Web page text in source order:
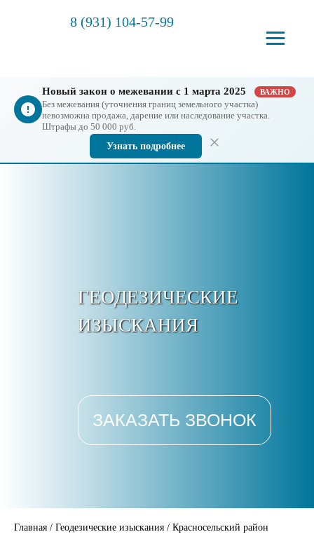
8 (931) 104-57-99
Новый закон о межевании с 1 марта 2025 ВАЖНО
Без межевания (уточнения границ земельного участка)
невозможна продажа, дарение или наследование участка.
Штрафы до 50 000 руб.
Узнать подробнее
ГЕОДЕЗИЧЕСКИЕ
ИЗЫСКАНИЯ
ЗАКАЗАТЬ ЗВОНОК
Главная / Геодезические изыскания / Красносельский район